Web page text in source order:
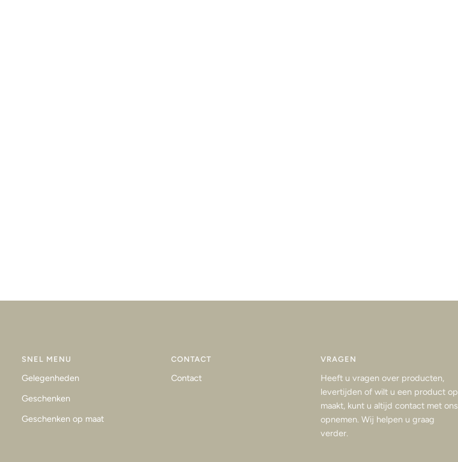
SNEL MENU
Gelegenheden
Geschenken
Geschenken op maat
CONTACT
Contact
VRAGEN
Heeft u vragen over producten,
levertijden of wilt u een product op
maakt, kunt u altijd contact met ons
opnemen. Wij helpen u graag
verder.